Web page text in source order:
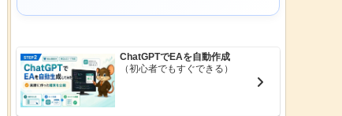
ChatGPTでEAを自動作成
（初心者でもすぐできる）